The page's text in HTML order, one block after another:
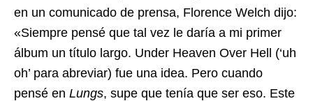
en un comunicado de prensa, Florence Welch dijo:
«Siempre pensé que tal vez le daría a mi primer
álbum un título largo. Under Heaven Over Hell (‘uh
oh’ para abreviar) fue una idea. Pero cuando
pensé en Lungs, supe que tenía que ser eso. Este